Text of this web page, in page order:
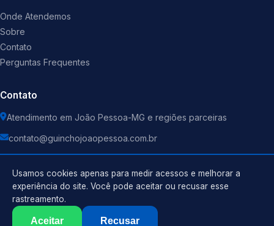
Onde Atendemos
Sobre
Contato
Perguntas Frequentes
Contato
Atendimento em João Pessoa-MG e regiões parceiras
contato@guinchojoaopessoa.com.br
Guincho . Todos os direitos reservados.
Usamos cookies apenas para medir acessos e melhorar a
experiência do site. Você pode aceitar ou recusar esse
rastreamento.
Aceitar Recusar